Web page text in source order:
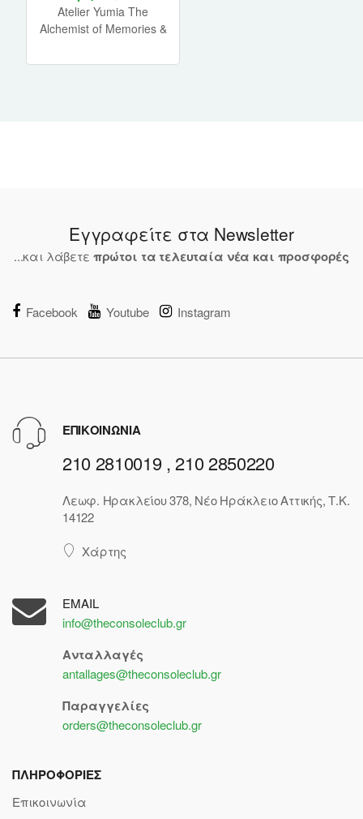
Atelier Yumia The
Alchemist of Memories &
NEW
Εγγραφείτε στα Newsletter
...και λάβετε πρώτοι τα τελευταία νέα και προσφορές
Facebook Youtube Instagram
ΕΠΙΚΟΙΝΩΝΙΑ
210 2810019 , 210 2850220
Λεωφ. Ηρακλείου 378, Νέο Ηράκλειο Αττικής, Τ.Κ.
14122
Χάρτης
EMAIL
info@theconsoleclub.gr
Ανταλλαγές
antallages@theconsoleclub.gr
Παραγγελίες
orders@theconsoleclub.gr
ΠΛΗΡΟΦΟΡΙΕΣ
Επικοινωνία